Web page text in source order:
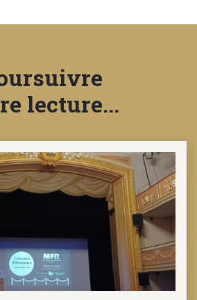
lecture...